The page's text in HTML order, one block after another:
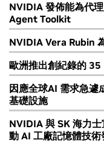
NVIDIA 發佈能為代
Agent Toolkit
NVIDIA Vera Rubin
歐洲推出創紀錄的
因應全球AI 需求急遽
基礎設施
NVIDIA 與 SK 海力
動 AI 工廠記憶體技術